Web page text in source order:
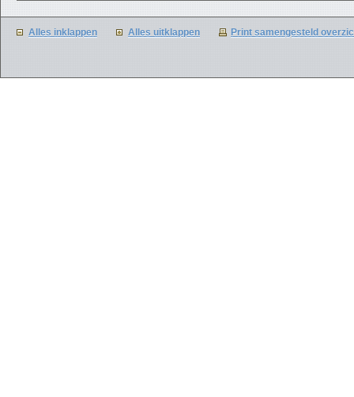
Alles inklappen Alles uitklappen Print samengesteld